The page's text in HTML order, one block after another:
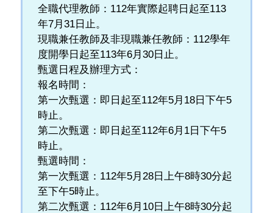
全職代理教師：112年實際起聘日起至113
年7月31日止。
現職兼任教師及非現職兼任教師：112學年
度開學日起至113年6月30日止。
甄選日程及辦理方式：
報名時間：
第一次甄選：即日起至112年5月18日下午5
時止。
第二次甄選：即日起至112年6月1日下午5
時止。
甄選時間：
第一次甄選：112年5月28日上午8時30分起
至下午5時止。
第二次甄選：112年6月10日上午8時30分起